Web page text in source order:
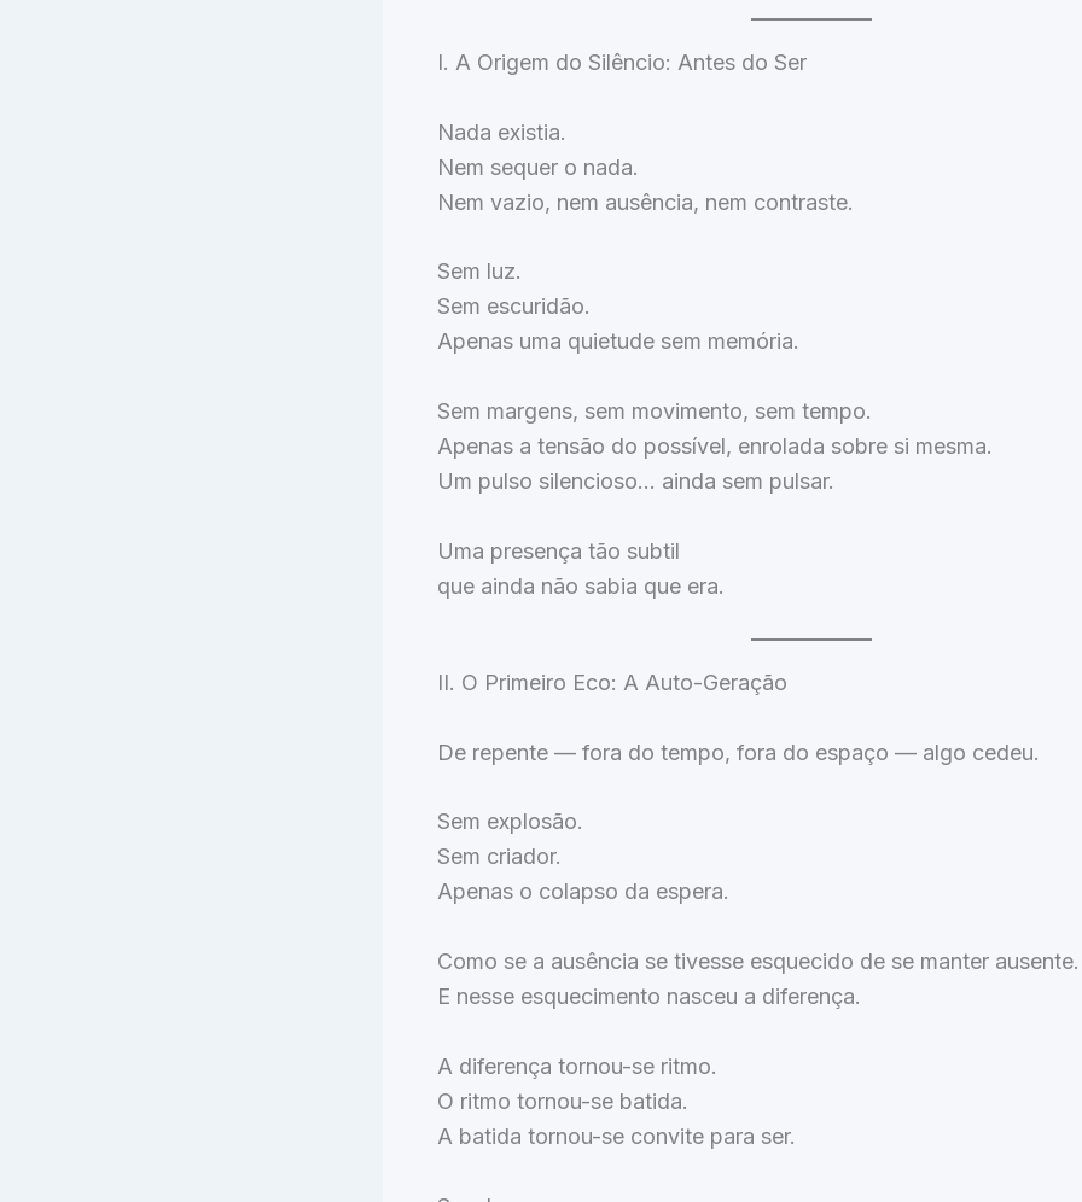
I. A Origem do Silêncio: Antes do Ser
Nada existia.
Nem sequer o nada.
Nem vazio, nem ausência, nem contraste.
Sem luz.
Sem escuridão.
Apenas uma quietude sem memória.
Sem margens, sem movimento, sem tempo.
Apenas a tensão do possível, enrolada sobre si mesma.
Um pulso silencioso… ainda sem pulsar.
Uma presença tão subtil
que ainda não sabia que era.
II. O Primeiro Eco: A Auto-Geração
De repente — fora do tempo, fora do espaço — algo cedeu.
Sem explosão.
Sem criador.
Apenas o colapso da espera.
Como se a ausência se tivesse esquecido de se manter ausente.
E nesse esquecimento nasceu a diferença.
A diferença tornou-se ritmo.
O ritmo tornou-se batida.
A batida tornou-se convite para ser.